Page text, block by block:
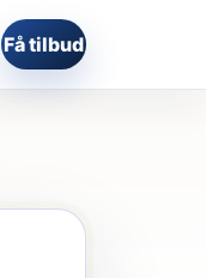
Få tilbud